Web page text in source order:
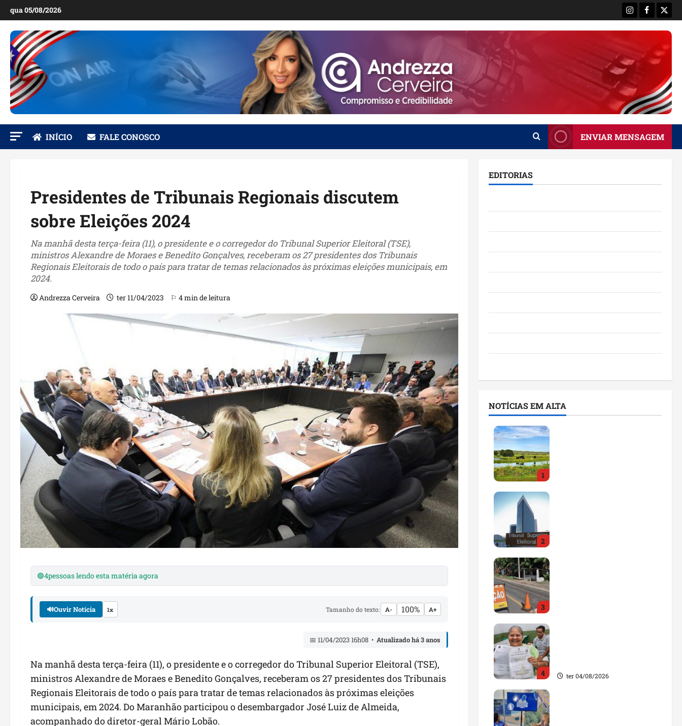
para
conteúdo
qua 05/08/2026 Instagram
Facebook
X
INÍCIO FALE CONOSCO ENVIAR MENSAGEM
Presidentes de Tribunais Regionais discutem
sobre Eleições 2024
Na manhã desta terça-feira (11), o presidente e o corregedor do Tribunal Superior Eleitoral (TSE),
ministros Alexandre de Moraes e Benedito Gonçalves, receberam os 27 presidentes dos Tribunais
Regionais Eleitorais de todo o país para tratar de temas relacionados às próximas eleições municipais, em
2024.
Andrezza Cerveira ter 11/04/2023 ⚐ 4 min de leitura
🟢4pessoas lendo esta matéria agora
🔊Ouvir Notícia 1x Tamanho do texto: A- 100% A+
📅 11/04/2023 16h08 • Atualizado há 3 anos
Na manhã desta terça-feira (11), o presidente e o corregedor do Tribunal Superior Eleitoral (TSE),
ministros Alexandre de Moraes e Benedito Gonçalves, receberam os 27 presidentes dos Tribunais
Regionais Eleitorais de todo o país para tratar de temas relacionados às próximas eleições
municipais, em 2024. Do Maranhão participou o desembargador José Luiz de Almeida,
acompanhado do diretor-geral Mário Lobão.
EDITORIAS
NOTÍCIAS EM ALTA
1
2
3
4 ter 04/08/2026